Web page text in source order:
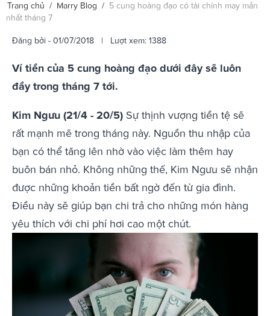
Trang chủ / Marry Blog / 5 cung hoàng đạo có tài chính may mắn
nhất tháng 7
Đăng bởi - 01/07/2018 | Lượt xem: 1388
Ví tiền của 5 cung hoàng đạo dưới đây sẽ luôn
đầy trong tháng 7 tới.
Kim Ngưu (21/4 - 20/5) Sự thịnh vượng tiền tệ sẽ
rất mạnh mẽ trong tháng này. Nguồn thu nhập của
bạn có thể tăng lên nhờ vào việc làm thêm hay
buôn bán nhỏ. Không những thế, Kim Ngưu sẽ nhận
được những khoản tiền bất ngờ đến từ gia đình.
Điều này sẽ giúp bạn chi trả cho những món hàng
yêu thích với chi phí hơi cao một chút.